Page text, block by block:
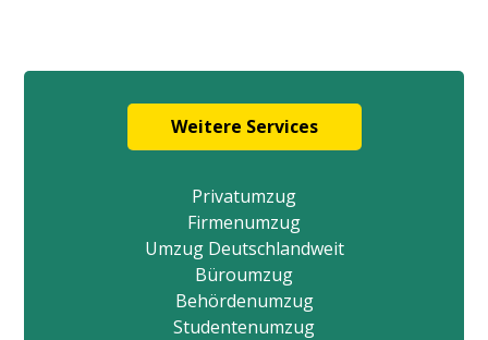
Weitere Services
Privatumzug
Firmenumzug
Umzug Deutschlandweit
Büroumzug
Behördenumzug
Studentenumzug